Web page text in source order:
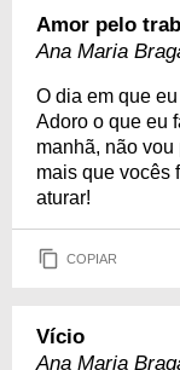
Amor pelo
Ana Maria
O dia em que
Adoro o que eu
manhã, não
mais que vocês
aturar!
COPIAR
Vício
Ana Maria